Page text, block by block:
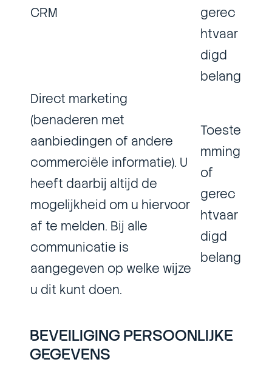
CRM
gerec
htvaar
digd
belang
Direct marketing
(benaderen met
aanbiedingen of andere
commerciële informatie). U
heeft daarbij altijd de
mogelijkheid om u hiervoor
af te melden. Bij alle
communicatie is
aangegeven op welke wijze
u dit kunt doen.
Toeste
mming
of
gerec
htvaar
digd
belang
BEVEILIGING PERSOONLIJKE
GEGEVENS